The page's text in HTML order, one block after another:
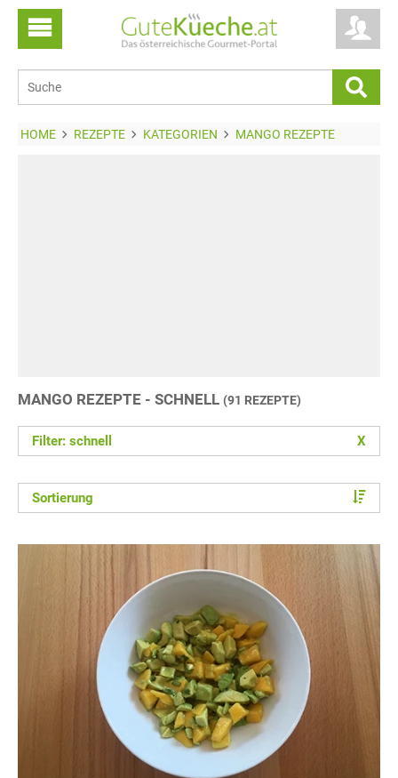
HOME REZEPTE KATEGORIEN MANGO REZEPTE
MANGO REZEPTE - SCHNELL (91 REZEPTE)
Filter: schnell X
Sortierung